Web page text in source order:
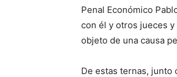
Penal Económico
con él y otros jueces
objeto de una causa
De estas ternas,